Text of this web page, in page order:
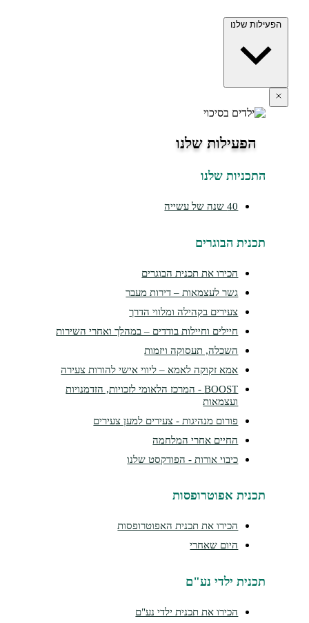
שלנו
שלנו
הבוגרים
הכירו את תכנית הבוגרים
גשר לעצמאות – דירות מעבר
צעירים בקהילה ומלווי הדרך
חיילים וחיילות בודדים – במהלך ואחרי השירות
השכלה, תעסוקה ויזמות
אמא זקוקה לאמא – ליווי אישי להורות צעירה
BOOST - המרכז הלאומי לזכויות, הזדמנויות
פורום מנהיגות - צעירים למען צעירים
החיים אחרי המלחמה
כיבוי אורות - הפודקסט שלנו
אפוטרופסות
הכירו את תכנית האפוטרופסות
היום שאחרי
ילדי נע"ם
הכירו את תכנית ילדי נע"ם